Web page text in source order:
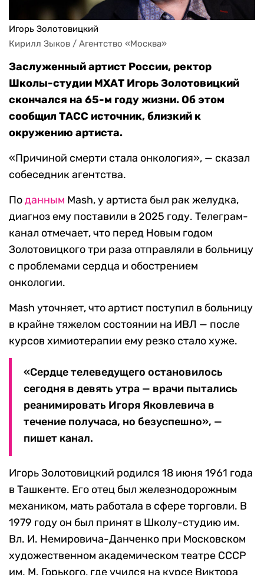
Игорь Золотовицкий
Кирилл Зыков / Агентство «Москва»
Заслуженный артист России, ректор
Школы-студии МХАТ Игорь Золотовицкий
скончался на 65-м году жизни. Об этом
сообщил ТАСС источник, близкий к
окружению артиста.
«Причиной смерти стала онкология», — сказал
собеседник агентства.
Поданным Mash, у артиста был рак желудка,
диагноз ему поставили в 2025 году. Телеграм-
канал отмечает, что перед Новым годом
Золотовицкого три раза отправляли в больницу
с проблемами сердца и обострением
онкологии.
Mash уточняет, что артист поступил в больницу
в крайне тяжелом состоянии на ИВЛ — после
курсов химиотерапии ему резко стало хуже.
«Сердце телеведущего остановилось
сегодня в девять утра — врачи пытались
реанимировать Игоря Яковлевича в
течение получаса, но безуспешно», —
пишет канал.
Игорь Золотовицкий родился 18 июня 1961 года
в Ташкенте. Его отец был железнодорожным
механиком, мать работала в сфере торговли. В
1979 году он был принят в Школу-студию им.
Вл. И. Немировича-Данченко при Московском
художественном академическом театре СССР
им. М. Горького, где учился на курсе Виктора